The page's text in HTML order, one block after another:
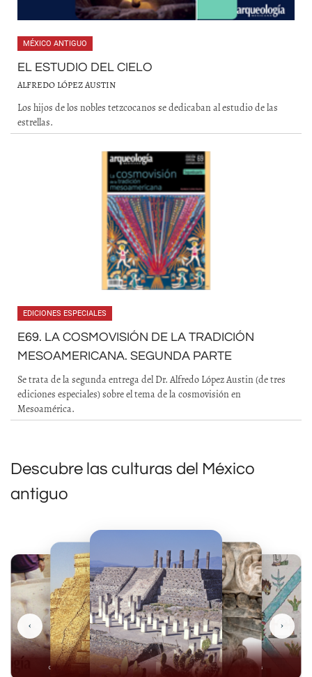
MÉXICO ANTIGUO
EL ESTUDIO DEL CIELO
ALFREDO LÓPEZ AUSTIN
Los hijos de los nobles tetzcocanos se dedicaban al estudio de las
estrellas.
EDICIONES ESPECIALES
E69. LA COSMOVISIÓN DE LA TRADICIÓN
MESOAMERICANA. SEGUNDA PARTE
Se trata de la segunda entrega del Dr. Alfredo López Austin (de tres
ediciones especiales) sobre el tema de la cosmovisión en
Mesoamérica.
Descubre las culturas del México
antiguo
Mexicas
Olmecas
‹ ›